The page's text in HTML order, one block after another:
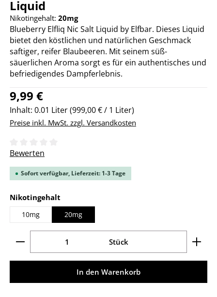
Liquid
Nikotingehalt: 20mg
Blueberry Elfliq Nic Salt Liquid by Elfbar. Dieses Liquid
bietet den köstlichen und natürlichen Geschmack
saftiger, reifer Blaubeeren. Mit seinem süß-
säuerlichen Aroma sorgt es für ein authentisches und
befriedigendes Dampferlebnis.
Regulärer Preis:
9,99 €
Inhalt: 0.01 Liter(999,00 € / 1 Liter)
Preise inkl. MwSt. zzgl. Versandkosten
Durchschnittliche Bewertung von 0 von 5 Sternen
Bewerten
Sofort verfügbar, Lieferzeit: 1-3 Tage
Nikotingehalt
10mg 20mg
Produkt Anzahl: Gib den gewünschten Wert ein
Stück
In den Warenkorb